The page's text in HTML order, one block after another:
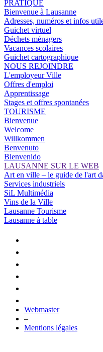
PRATIQUE
Bienvenue à Lausanne
Adresses, numéros et infos
Guichet virtuel
Déchets ménagers
Vacances scolaires
Guichet cartographique
NOUS REJOINDRE
L'employeur Ville
Offres d'emploi
Apprentissage
Stages et offres spontanées
TOURISME
Bienvenue
Welcome
Willkommen
Benvenuto
Bienvenido
LAUSANNE SUR LE WEB
Art en ville – le guide de l'art
Services industriels
SiL Multimédia
Vins de la Ville
Lausanne Tourisme
Lausanne à table
Webmaster
–
Mentions légales